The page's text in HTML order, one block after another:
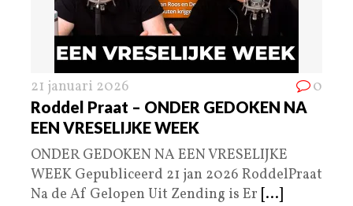
21 januari 2026 0
Roddel Praat – ONDER GEDOKEN NA
EEN VRESELIJKE WEEK
ONDER GEDOKEN NA EEN VRESELIJKE
WEEK Gepubliceerd 21 jan 2026 RoddelPraat
Na de Af Gelopen Uit Zending is Er [...]